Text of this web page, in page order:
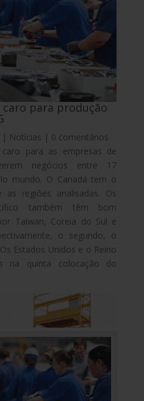
para produção
| Notícias | 0 comentários
para as empresas de
negócios entre 17
mundo. O Canadá tem o
regiões analisadas. Os
também têm bom
Taiwan, Coreia do Sul e
o segundo, o
Estados Unidos e o Reino
na quinta colocação do